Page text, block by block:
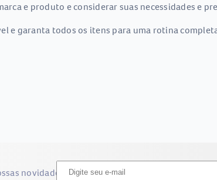
e produto e considerar suas necessidades e
e garanta todos os itens para uma rotina
novidades